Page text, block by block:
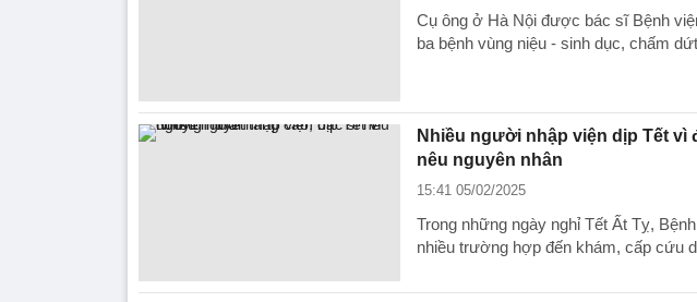
Cụ ông ở Hà Nội được bác sĩ Bệnh
ba bệnh vùng niệu - sinh dục, chấm
Nhiều người nhập viện dịp Tết
nêu nguyên nhân
15:41 05/02/2025
Trong những ngày nghỉ Tết Ất Tỵ,
nhiều trường hợp đến khám, cấp cứu